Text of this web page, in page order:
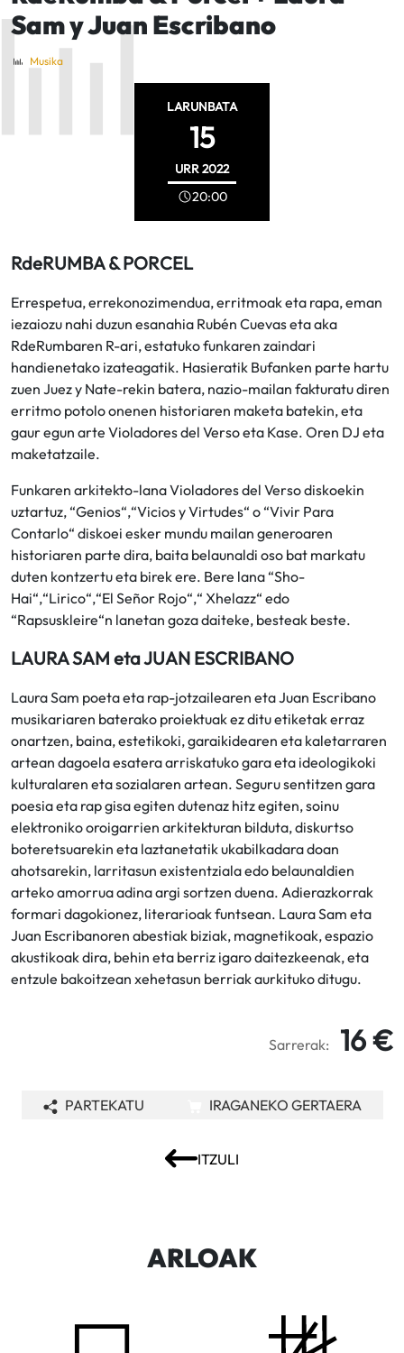
Sam y Juan Escribano
Musika
LARUNBATA
15
URR2022
20:00
RdeRUMBA & PORCEL
Errespetua, errekonozimendua, erritmoak eta rapa, eman
iezaiozu nahi duzun esanahia Rubén Cuevas eta aka
RdeRumbaren R-ari, estatuko funkaren zaindari
handienetako izateagatik. Hasieratik Bufanken parte hartu
zuen Juez y Nate-rekin batera, nazio-mailan fakturatu diren
erritmo potolo onenen historiaren maketa batekin, eta
gaur egun arte Violadores del Verso eta Kase. Oren DJ eta
maketatzaile.
Funkaren arkitekto-lana Violadores del Verso diskoekin
uztartuz, “Genios“,“Vicios y Virtudes“ o “Vivir Para
Contarlo“ diskoei esker mundu mailan generoaren
historiaren parte dira, baita belaunaldi oso bat markatu
duten kontzertu eta birek ere. Bere lana “Sho-
Hai“,“Lirico“,“El Señor Rojo“,“ Xhelazz“ edo
“Rapsuskleire“n lanetan goza daiteke, besteak beste.
LAURA SAM eta JUAN ESCRIBANO
Laura Sam poeta eta rap-jotzailearen eta Juan Escribano
musikariaren baterako proiektuak ez ditu etiketak erraz
onartzen, baina, estetikoki, garaikidearen eta kaletarraren
artean dagoela esatera arriskatuko gara eta ideologikoki
kulturalaren eta sozialaren artean. Seguru sentitzen gara
poesia eta rap gisa egiten dutenaz hitz egiten, soinu
elektroniko oroigarrien arkitekturan bilduta, diskurtso
boteretsuarekin eta laztanetatik ukabilkadara doan
ahotsarekin, larritasun existentziala edo belaunaldien
arteko amorrua adina argi sortzen duena. Adierazkorrak
formari dagokionez, literarioak funtsean. Laura Sam eta
Juan Escribanoren abestiak biziak, magnetikoak, espazio
akustikoak dira, behin eta berriz igaro daitezkeenak, eta
entzule bakoitzean xehetasun berriak aurkituko ditugu.
Sarrerak: 16 €
ITZULI
PARTEKATU IRAGANEKO GERTAERA
ARLOAK